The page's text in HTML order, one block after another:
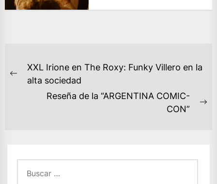
NAVEGACIÓN
DE
ENTRADAS
Previous
XXL Irione en The Roxy: Funky Villero en la
alta sociedad
Reseña de la “ARGENTINA COMIC-
CON”